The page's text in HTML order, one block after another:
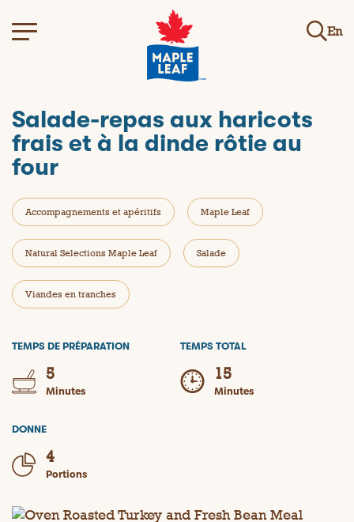
En
Salade-repas aux haricots
frais et à la dinde rôtie au
four
Accompagnements et apéritifs Maple Leaf
Natural Selections Maple Leaf Salade
Viandes en tranches
TEMPS DE PRÉPARATION
5
Minutes
TEMPS TOTAL
15
Minutes
DONNE
4
Portions